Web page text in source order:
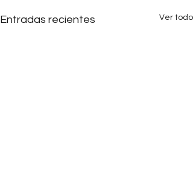
Entradas recientes Ver todo